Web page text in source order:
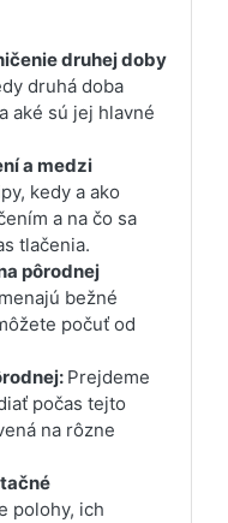
druhej doby
druhá doba
aké sú jej hlavné
a medzi
kedy a ako
a na čo sa
tlačenia.
pôrodnej
bežné
počuť od
Prejdeme
počas tejto
na rôzne
polohy, ich